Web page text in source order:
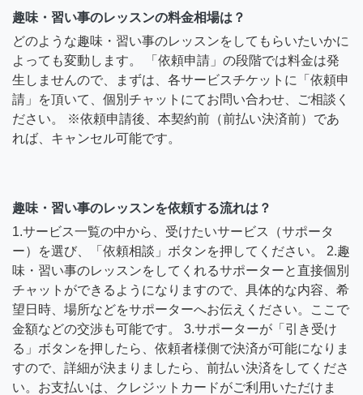
趣味・習い事のレッスンの料金相場は？
どのような趣味・習い事のレッスンをしてもらいたいかに
よっても変動します。 「依頼申請」の段階では料金は発
生しませんので、まずは、各サービスチケットに「依頼申
請」を頂いて、個別チャットにてお問い合わせ、ご相談く
ださい。 ※依頼申請後、本契約前（前払い決済前）であ
れば、キャンセル可能です。
趣味・習い事のレッスンを依頼する流れは？
1.サービス一覧の中から、受けたいサービス（サポータ
ー）を選び、「依頼相談」ボタンを押してください。 2.趣
味・習い事のレッスンをしてくれるサポーターと直接個別
チャットができるようになりますので、具体的な内容、希
望日時、場所などをサポーターへお伝えください。ここで
金額などの交渉も可能です。 3.サポーターが「引き受け
る」ボタンを押したら、依頼者様側で決済が可能になりま
すので、詳細が決まりましたら、前払い決済をしてくださ
い。お支払いは、クレジットカードがご利用いただけま